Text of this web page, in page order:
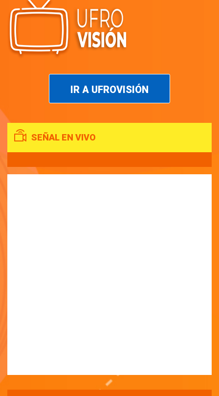
IR A UFROVISIÓN
SEÑAL EN VIVO